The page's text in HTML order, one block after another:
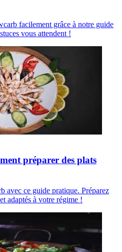
facilement grâce à notre guide
vous attendent !
préparer des plats
avec ce guide pratique. Préparez
adaptés à votre régime !